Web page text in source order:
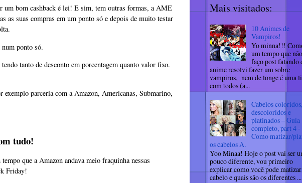
um bom cashback é lei! E sim, tem outras formas, a AME
as suas compras em um ponto só e depois de muito testar
num ponto só.
tanto de desconto em porcentagem quanto valor fixo.
parceria com a Amazon, Americanas, Submarino,
tudo!
que a Amazon andava meio fraquinha nessas
Friday!
Mais visitados:
10 Animes de
Vampiros!
Yo minna!!!
um tempo que não
faço post falando
anime resolvi fazer um sobre
vampiros, nem de longe é uma
com todos (a...
Cabelos coloridos,
descoloridos e
platinados – Guia
completo, part 4 -
Como matizar/
os cabelos A.
Yoo Minaa! Hoje o post vai ser
pouco diferente, vou primeiro
explicar como você pode
cabelo e quais são os diferentes ...